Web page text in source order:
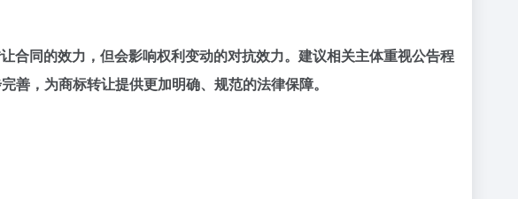
合同的效力，但会影响权利变动的对抗效力。建议相关主体重视公告程
善，为商标转让提供更加明确、规范的法律保障。